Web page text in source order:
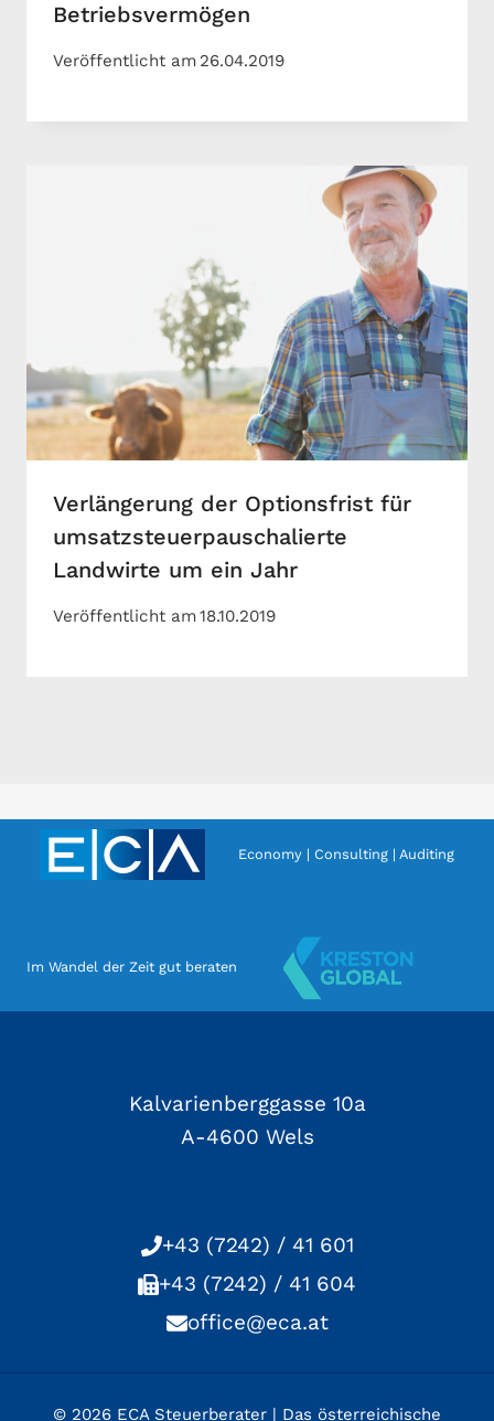
Betriebsvermögen
Veröffentlicht am 26.04.2019
Verlängerung der Optionsfrist für
umsatzsteuerpauschalierte
Landwirte um ein Jahr
Veröffentlicht am18.10.2019
Economy | Consulting | Auditing
Im Wandel der Zeit gut beraten
Kalvarienberggasse 10a
A-4600 Wels
+43 (7242) / 41 601
+43 (7242) / 41 604
office@eca.at
© 2026 ECA Steuerberater | Das österreichische